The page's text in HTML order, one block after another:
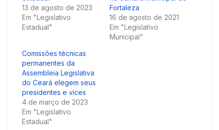
13 de agosto de 2023
Em "Legislativo
Estadual"
Fortaleza
16 de agosto de 2021
Em "Legislativo
Municipal"
Comissões técnicas
permanentes da
Assembleia Legislativa
do Ceará elegem seus
presidentes e vices
4 de março de 2023
Em "Legislativo
Estadual"